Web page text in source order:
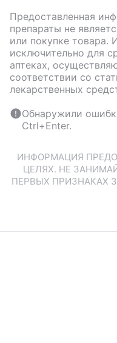
Предоставленная
препараты не
или покупке товара.
исключительно для
аптеках,
соответствии со
лекарственных
Обнаружили
Ctrl+Enter.
ИНФОРМАЦИЯ
ЦЕЛЯХ. НЕ
ПЕРВЫХ ПРИЗНАКАХ